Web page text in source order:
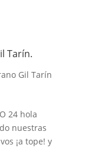
Tarín.
Gil Tarín
24 hola
nuestras
¡a tope! y